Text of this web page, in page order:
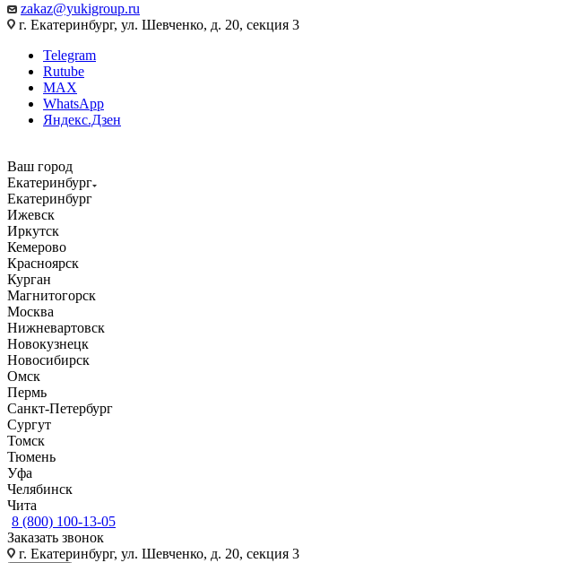
zakaz@yukigroup.ru
г. Екатеринбург, ул. Шевченко, д. 20, секция 3
Telegram
Rutube
MAX
WhatsApp
Яндекс.Дзен
Ваш город
Екатеринбург
Екатеринбург
Ижевск
Иркутск
Кемерово
Красноярск
Курган
Магнитогорск
Москва
Нижневартовск
Новокузнецк
Новосибирск
Омск
Пермь
Санкт-Петербург
Сургут
Томск
Тюмень
Уфа
Челябинск
Чита
8 (800) 100-13-05
Заказать звонок
г. Екатеринбург, ул. Шевченко, д. 20, секция 3